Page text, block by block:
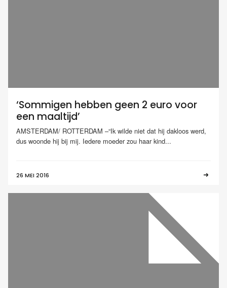
‘Sommigen hebben geen 2 euro voor
een maaltijd’
AMSTERDAM/ ROTTERDAM –“Ik wilde niet dat hij dakloos werd,
dus woonde hij bij mij. Iedere moeder zou haar kind...
26 MEI 2016